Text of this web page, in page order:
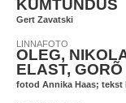
KÜMTÜNDUS
Gert Zavatski
LINNAFOTO
OLEG,
ELAST,
fotod Annika Haas; tekst